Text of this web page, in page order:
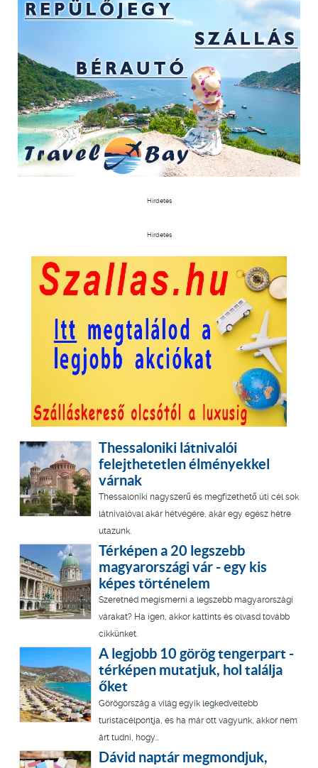
Hirdetés
Hirdetés
Thessaloniki látnivalói
felejthetetlen élményekkel
várnak
Thessaloniki nagyszerű és megfizethető úti cél sok
látnivalóval akár hétvégére, akár egy egész hétre
utazunk.
Térképen a 20 legszebb
magyarországi vár - egy kis
képes történelem
Szeretnéd megismerni a legszebb magyarországi
várakat? Ha igen, akkor kattints és olvasd tovább
cikkünket.
A legjobb 10 görög tengerpart -
térképen mutatjuk, hol találja
őket
Görögország a világ egyik legkedveltebb
turistacélpontja, és ha már ott vagyunk, akkor nem
árt tudni, hogy...
Dávid naptár megmondjuk,